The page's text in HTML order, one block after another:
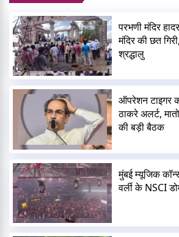
परभणी मंदिर
मंदिर की छत
श्रद्धालु
ऑपरेशन टाइगर
ठाकरे अलर्ट,
की बड़ी बैठक
मुंबई म्यूजिक
वर्ली के NSCI